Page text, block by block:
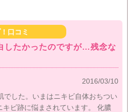
口コミ
したかったのですが…残念な
2016/03/10
でした。いまはニキビ自体おちつい
ビ跡に悩まされています。 化膿